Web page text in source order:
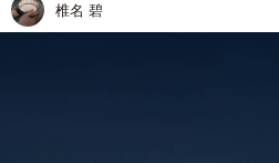
椎名 碧